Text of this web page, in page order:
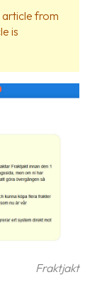
article from
is
Fraktjakt